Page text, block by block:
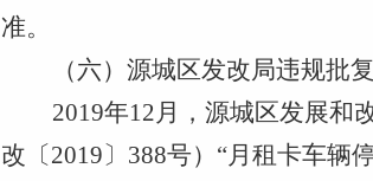
准。
（六）源城区发改局违规批
2019年12月，源城区发展和
改〔2019〕388号）“月租卡车辆